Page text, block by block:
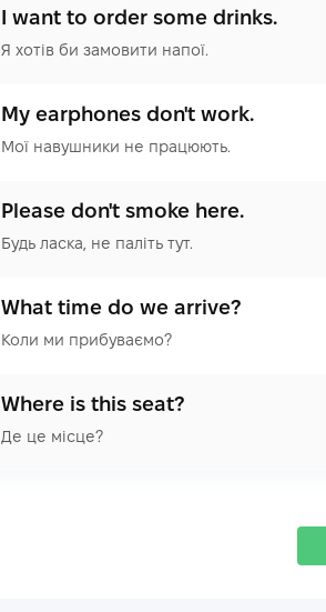
I want to order some drinks.
Я хотів би замовити напої.
My earphones don't work.
Мої навушники не працюють.
Please don't smoke here.
Будь ласка, не паліть тут.
What time do we arrive?
Коли ми прибуваємо?
Where is this seat?
Де це місце?